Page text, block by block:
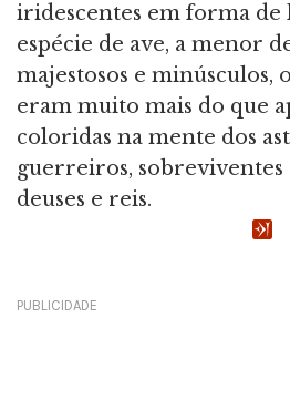
iridescentes em forma de
espécie de ave, a menor
majestosos e minúsculos,
eram muito mais do que
coloridas na mente dos
guerreiros,
deuses e reis.
PUBLICIDADE